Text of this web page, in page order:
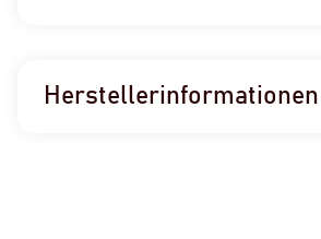
Herstellerinformationen